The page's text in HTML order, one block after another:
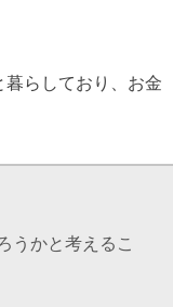
暮らしており、お金
うかと考えるこ